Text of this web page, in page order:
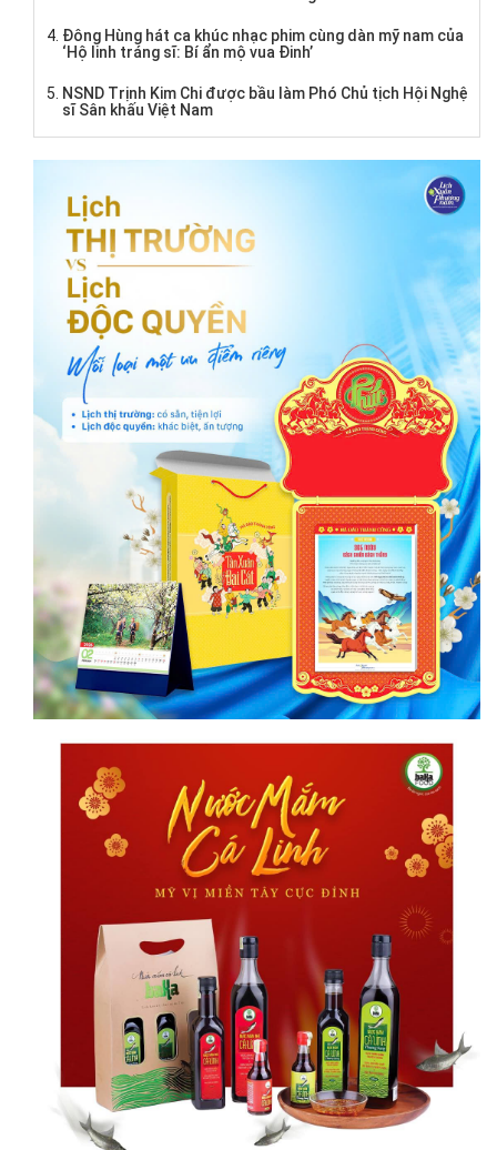
Đông Hùng hát ca khúc nhạc phim cùng dàn mỹ nam của
‘Hộ linh tráng sĩ: Bí ẩn mộ vua Đinh’
NSND Trịnh Kim Chi được bầu làm Phó Chủ tịch Hội Nghệ
sĩ Sân khấu Việt Nam